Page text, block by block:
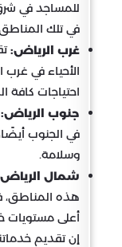
للمساجد في
في تلك
غرب الرياض:
الأحياء في
احتياجات كافة
جنوب الرياض:
في الجنوب
وسلامة.
شمال
هذه
أعلى مستويات
إن تقديم